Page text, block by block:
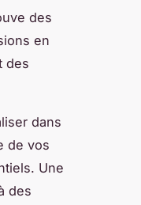
des
en
des
dans
de vos
Une
des